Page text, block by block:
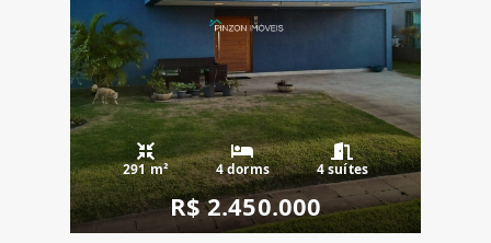
291 m² 4 dorms 4 suítes
R$ 2.450.000